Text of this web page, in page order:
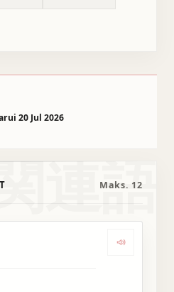
20 Jul 2026
連語
Maks. 12